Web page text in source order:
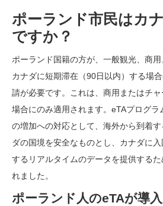
ポーランド市民はカ
ですか？
ポーランド国籍の方が、一般観光、商
カナダに短期滞在（90日以内）する場
請が必要です。これは、商用またはチ
場合にのみ適用されます。eTAプログラ
の増加への対応として、海外から到着
ダの国境を安全なものとし、カナダに
するリアルタイムのデータを提供する
れました。
ポーランド人のeTAが導